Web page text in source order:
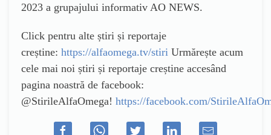
2023 a grupajului informativ AO NEWS.
Click pentru alte știri și reportaje
creștine: https://alfaomega.tv/stiri Urmărește acum
cele mai noi știri și reportaje creștine accesând
pagina noastră de facebook:
@StirileAlfaOmega! https://facebook.com/